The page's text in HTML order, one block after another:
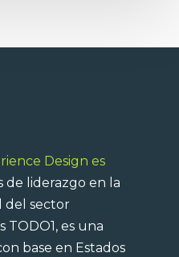
Design es
de liderazgo en la
del sector
TODO1, es una
base en Estados